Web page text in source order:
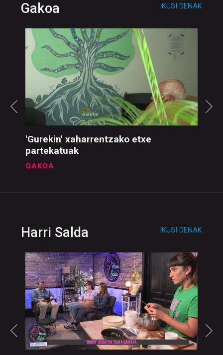
Gakoa IKUSI DENAK
'Gurekin' xaharrentzako etxe
partekatuak
GAKOA
Harri Salda IKUSI DENAK